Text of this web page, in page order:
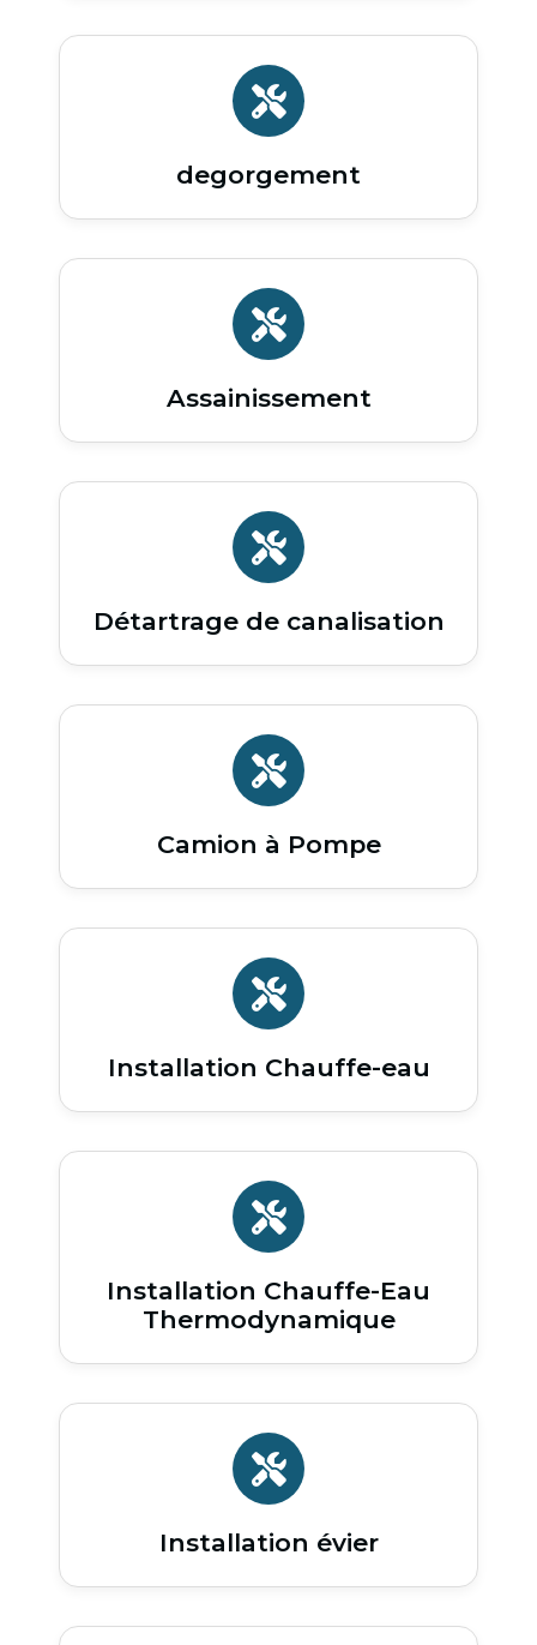
degorgement
Assainissement
Détartrage de canalisation
Camion à Pompe
Installation Chauffe-eau
Installation Chauffe-Eau
Thermodynamique
Installation évier